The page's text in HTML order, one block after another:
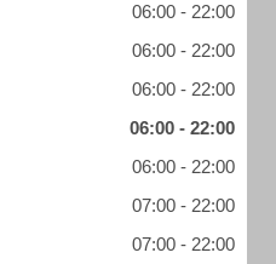
06:00 - 22:00
06:00 - 22:00
06:00 - 22:00
06:00 - 22:00
06:00 - 22:00
07:00 - 22:00
07:00 - 22:00